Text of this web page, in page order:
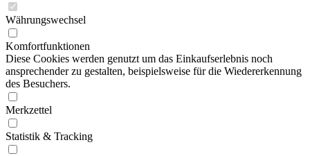
Währungswechsel
Komfortfunktionen
Diese Cookies werden genutzt um das Einkaufserlebnis noch
ansprechender zu gestalten, beispielsweise für die Wiedererkennung
des Besuchers.
Merkzettel
Statistik & Tracking